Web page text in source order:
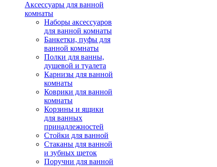
Аксессуары для ванной
комнаты
Наборы аксессуаров
для ванной комнаты
Банкетки, пуфы для
ванной комнаты
Полки для ванны,
душевой и туалета
Карнизы для ванной
комнаты
Коврики для ванной
комнаты
Корзины и ящики
для ванных
принадлежностей
Стойки для ванной
Стаканы для ванной
и зубных щеток
Поручни для ванной